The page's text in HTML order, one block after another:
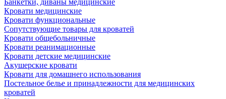
Банкетки, диваны медицинские
Кровати медицинские
Кровати функциональные
Сопутствующие товары для кроватей
Кровати общебольничные
Кровати реанимационные
Кровати детские медицинские
Акушерские кровати
Кровати для домашнего использования
Постельное белье и принадлежности для медицинских
кроватей